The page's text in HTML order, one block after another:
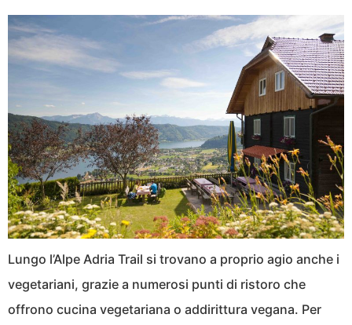
Lungo l’Alpe Adria Trail si trovano a proprio agio anche i
vegetariani, grazie a numerosi punti di ristoro che
offrono cucina vegetariana o addirittura vegana. Per